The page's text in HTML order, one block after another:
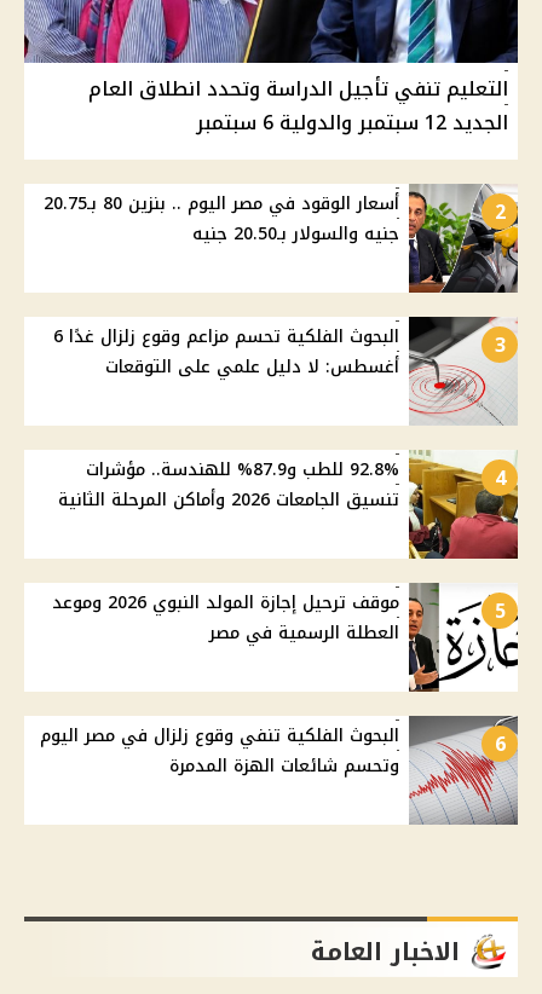
التعليم تنفي تأجيل الدراسة وتحدد انطلاق العام
الجديد 12 سبتمبر والدولية 6 سبتمبر
2
أسعار الوقود في مصر اليوم .. بنزين 80 بـ20.75
جنيه والسولار بـ20.50 جنيه
3
البحوث الفلكية تحسم مزاعم وقوع زلزال غدًا 6
أغسطس: لا دليل علمي على التوقعات
4
92.8% للطب و87.9% للهندسة.. مؤشرات
تنسيق الجامعات 2026 وأماكن المرحلة الثانية
5
موقف ترحيل إجازة المولد النبوي 2026 وموعد
العطلة الرسمية في مصر
6
البحوث الفلكية تنفي وقوع زلزال في مصر اليوم
وتحسم شائعات الهزة المدمرة
الاخبار العامة